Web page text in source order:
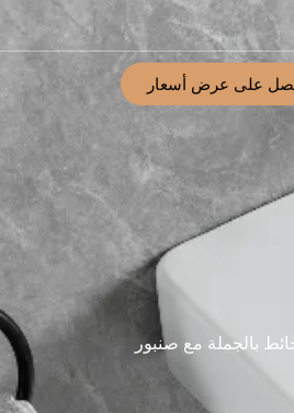
على عرض أسعار
بالجملة مع صنبور